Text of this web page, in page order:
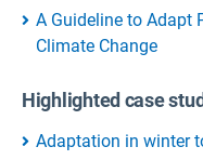
A Guideline to Adapt
Climate Change
Highlighted case
Adaptation in winter